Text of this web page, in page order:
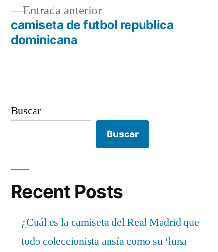
de
entradas
Entrada anteriorEntrada
anterior:
camiseta de futbol republica
dominicana
Buscar
Buscar
Recent Posts
¿Cuál es la camiseta del Real Madrid que
todo coleccionista ansía como su ‘luna